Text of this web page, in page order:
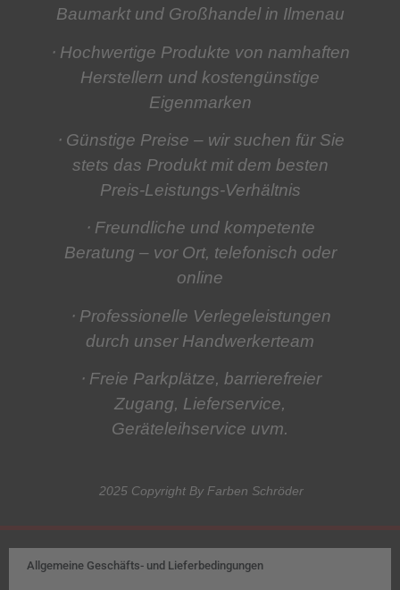
Baumarkt und Großhandel in Ilmenau
⋅ Hochwertige Produkte von namhaften
Herstellern und kostengünstige
Eigenmarken
⋅ Günstige Preise – wir suchen für Sie
stets das Produkt mit dem besten
Preis-Leistungs-Verhältnis
⋅ Freundliche und kompetente
Beratung – vor Ort, telefonisch oder
online
⋅ Professionelle Verlegeleistungen
durch unser Handwerkerteam
⋅ Freie Parkplätze, barrierefreier
Zugang, Lieferservice,
Geräteleihservice uvm.
2025 Copyright By Farben Schröder
Allgemeine Geschäfts- und Lieferbedingungen